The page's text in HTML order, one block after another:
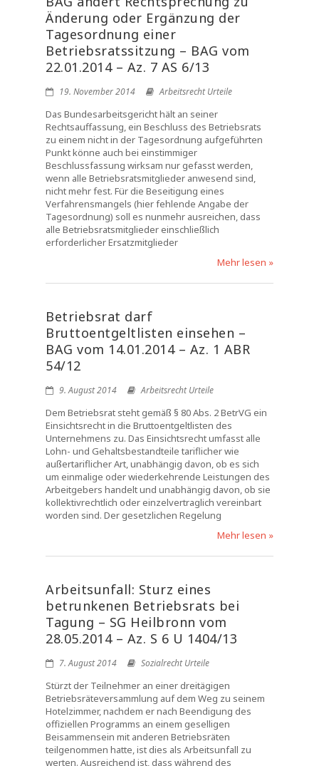
Änderung oder Ergänzung der
Tagesordnung einer
Betriebsratssitzung – BAG vom
22.01.2014 – Az. 7 AS 6/13
19. November 2014 Arbeitsrecht Urteile
Das Bundesarbeitsgericht hält an seiner
Rechtsauffassung, ein Beschluss des Betriebsrats
zu einem nicht in der Tagesordnung aufgeführten
Punkt könne auch bei einstimmiger
Beschlussfassung wirksam nur gefasst werden,
wenn alle Betriebsratsmitglieder anwesend sind,
nicht mehr fest. Für die Beseitigung eines
Verfahrensmangels (hier fehlende Angabe der
Tagesordnung) soll es nunmehr ausreichen, dass
alle Betriebsratsmitglieder einschließlich
erforderlicher Ersatzmitglieder
Mehr lesen »
Betriebsrat darf
Bruttoentgeltlisten einsehen –
BAG vom 14.01.2014 – Az. 1 ABR
54/12
9. August 2014 Arbeitsrecht Urteile
Dem Betriebsrat steht gemäß § 80 Abs. 2 BetrVG ein
Einsichtsrecht in die Bruttoentgeltlisten des
Unternehmens zu. Das Einsichtsrecht umfasst alle
Lohn- und Gehaltsbestandteile tariflicher wie
außertariflicher Art, unabhängig davon, ob es sich
um einmalige oder wiederkehrende Leistungen des
Arbeitgebers handelt und unabhängig davon, ob sie
kollektivrechtlich oder einzelvertraglich vereinbart
worden sind. Der gesetzlichen Regelung
Mehr lesen »
Arbeitsunfall: Sturz eines
betrunkenen Betriebsrats bei
Tagung – SG Heilbronn vom
28.05.2014 – Az. S 6 U 1404/13
7. August 2014 Sozialrecht Urteile
Stürzt der Teilnehmer an einer dreitägigen
Betriebsräteversammlung auf dem Weg zu seinem
Hotelzimmer, nachdem er nach Beendigung des
offiziellen Programms an einem geselligen
Beisammensein mit anderen Betriebsräten
teilgenommen hatte, ist dies als Arbeitsunfall zu
werten. Ausreichend ist, dass während des